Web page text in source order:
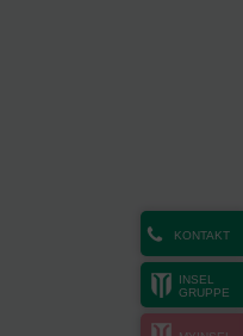
KONTAKT
INSEL
GRUPPE